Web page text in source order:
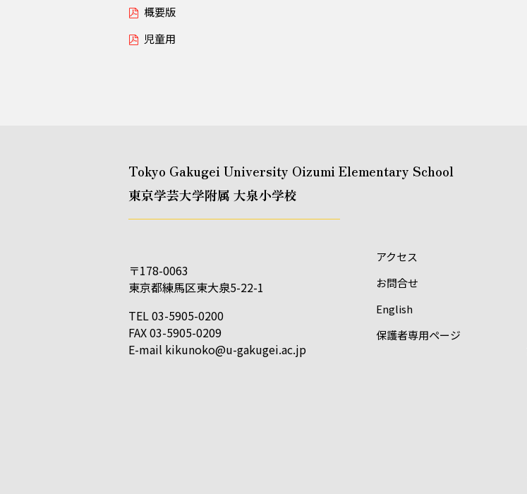
概要版
児童用
Tokyo Gakugei University Oizumi Elementary School
東京学芸大学附属 大泉小学校
〒178-0063
東京都練馬区東大泉5-22-1
TEL 03-5905-0200
FAX 03-5905-0209
E-mail kikunoko@u-gakugei.ac.jp
アクセス
お問合せ
English
保護者専用ページ